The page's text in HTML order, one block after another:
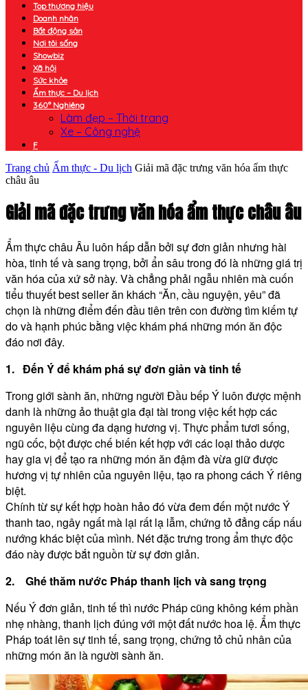
Top thương hiệu
Doanh nhân
Bất động sản
Nơi tôi sống
Showbiz
Xã hội
Sức khỏe
Ẩm thực – Du lịch
360° Nghiêng
Làm đẹp – Thời trang
Xe – Công nghệ
F
Trang chủ Ẩm thực - Du lịch Giải mã đặc trưng văn hóa ẩm thực
châu âu
Giải mã đặc trưng văn hóa ẩm thực châu âu
Ẩm thực châu Âu luôn hấp dẫn bởi sự đơn giản nhưng hài
hòa, tinh tế và sang trọng, bởi ẩn sâu trong đó là những giá trị
văn hóa của xứ sở này. Và chẳng phải ngẫu nhiên mà cuốn
tiểu thuyết best seller ăn khách “Ăn, cầu nguyện, yêu” đã
chọn là những điểm đến đầu tiên trên con đường tìm kiếm tự
do và hạnh phúc bằng việc khám phá những món ăn độc
đáo nơi đây.
1. Đến Ý để khám phá sự đơn giản và tinh tế
Trong giới sành ăn, những người Đầu bếp Ý luôn được mệnh
danh là những ảo thuật gia đại tài trong việc kết hợp các
nguyên liệu cùng đa dạng hương vị. Thực phẩm tươi sống,
ngũ cốc, bột được chế biến kết hợp với các loại thảo dược
hay gia vị để tạo ra những món ăn đậm đà vừa giữ được
hương vị tự nhiên của nguyên liệu, tạo ra phong cách Ý riêng
biệt.
Chính từ sự kết hợp hoàn hảo đó vừa đem đến một nước Ý
thanh tao, ngây ngất mà lại rất lạ lẫm, chứng tỏ đẳng cấp nấu
nướng khác biệt của mình. Nét đặc trưng trong ẩm thực độc
đáo này được bắt nguồn từ sự đơn giản.
2. Ghé thăm nước Pháp thanh lịch và sang trọng
Nếu Ý đơn giản, tinh tế thì nước Pháp cũng không kém phần
nhẹ nhàng, thanh lịch đúng với một đất nước hoa lệ. Ẩm thực
Pháp toát lên sự tinh tế, sang trọng, chứng tỏ chủ nhân của
những món ăn là người sành ăn.